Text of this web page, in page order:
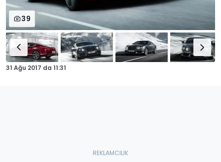
39
31 Ağu 2017 da 11:31